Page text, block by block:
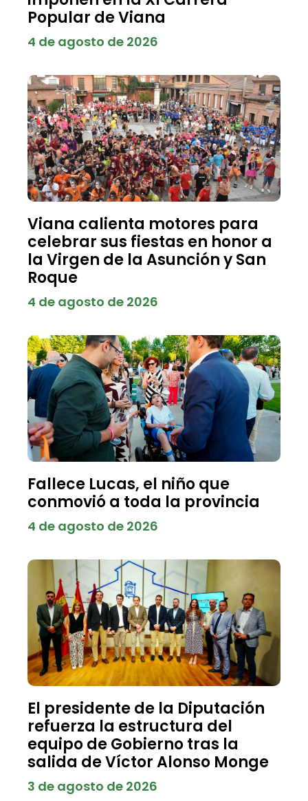
Popular de Viana
4 de agosto de 2026
Viana calienta motores para
celebrar sus fiestas en honor a
la Virgen de la Asunción y San
Roque
4 de agosto de 2026
Fallece Lucas, el niño que
conmovió a toda la provincia
4 de agosto de 2026
El presidente de la Diputación
refuerza la estructura del
equipo de Gobierno tras la
salida de Víctor Alonso Monge
3 de agosto de 2026